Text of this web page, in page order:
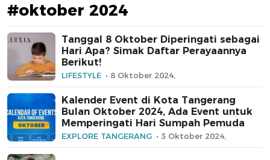
#oktober 2024
Tanggal 8 Oktober Diperingati sebagai
Hari Apa? Simak Daftar Perayaannya
Berikut!
LIFESTYLE 8 Oktober 2024,
Kalender Event di Kota Tangerang
Bulan Oktober 2024, Ada Event untuk
Memperingati Hari Sumpah Pemuda
EXPLORE TANGERANG 3 Oktober 2024,